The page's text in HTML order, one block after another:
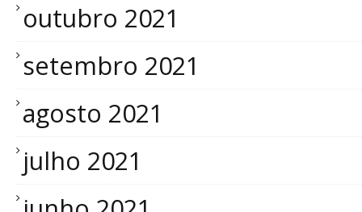
outubro 2021
setembro 2021
agosto 2021
julho 2021